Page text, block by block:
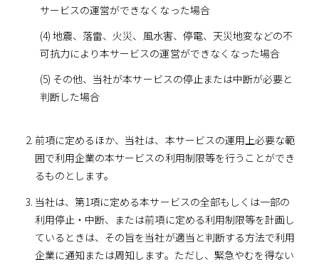
サービスの運営ができなくなった場合
(4) 地震、落雷、火災、風水害、停電、天災地変などの不
可抗力により本サービスの運営ができなくなった場合
(5) その他、当社が本サービスの停止または中断が必要と
判断した場合
前項に定めるほか、当社は、本サービスの運用上必要な範
囲で利用企業の本サービスの利用制限等を行うことができ
るものとします。
当社は、第1項に定める本サービスの全部もしくは一部の
利用停止・中断、または前項に定める利用制限等を計画し
ているときは、その旨を当社が適当と判断する方法で利用
企業に通知または周知します。ただし、緊急やむを得ない